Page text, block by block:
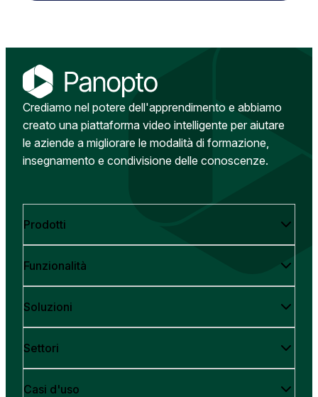
Crediamo nel potere dell'apprendimento e abbiamo
creato una piattaforma video intelligente per aiutare
le aziende a migliorare le modalità di formazione,
insegnamento e condivisione delle conoscenze.
Prodotti
Funzionalità
Soluzioni
Settori
Casi d'uso